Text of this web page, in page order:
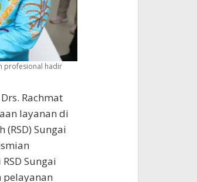
profesional hadir
Rachmat
layanan di
(RSD) Sungai
Sungai
pelayanan